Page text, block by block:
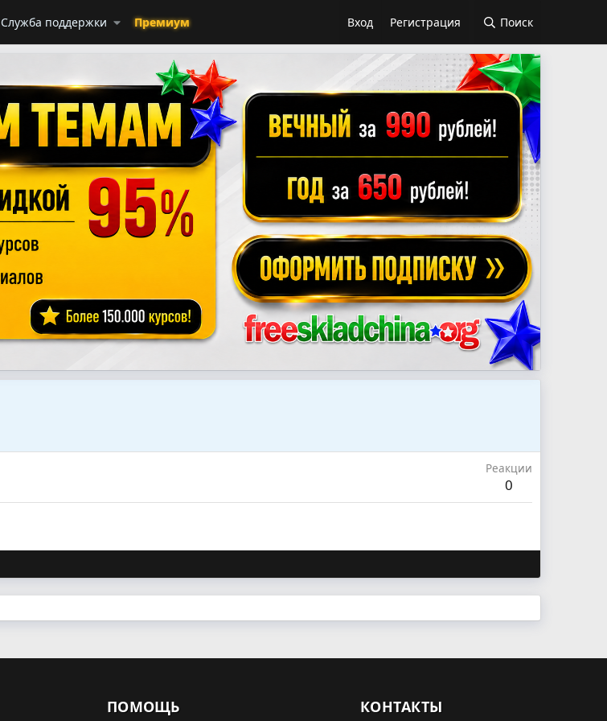
Служба поддержки Премиум Вход Регистрация Поиск
Реакции
0
ПОМОЩЬ КОНТАКТЫ